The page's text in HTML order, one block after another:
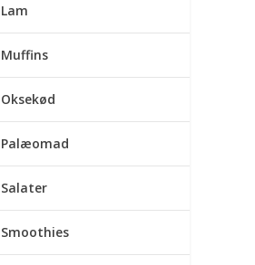
Lam
Muffins
Oksekød
Palæomad
Salater
Smoothies